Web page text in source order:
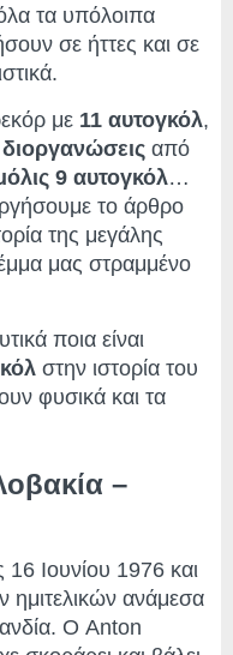
τα υπόλοιπα
σε ήττες και σε
με 11 αυτογκόλ,
από
9 αυτογκόλ…
το άρθρο
της μεγάλης
μας στραμμένο
ποια είναι
στην ιστορία του
φυσικά και τα
–
16 Ιουνίου 1976 και
ημιτελικών ανάμεσα
Ο Anton